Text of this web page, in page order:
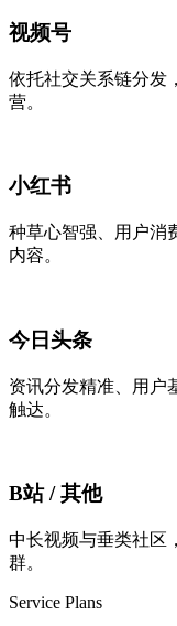
视频号
依托社交关系链分发
营。
小红书
种草心智强、用户消
内容。
今日头条
资讯分发精准、用户
触达。
B站 / 其他
中长视频与垂类社区
群。
Service Plans